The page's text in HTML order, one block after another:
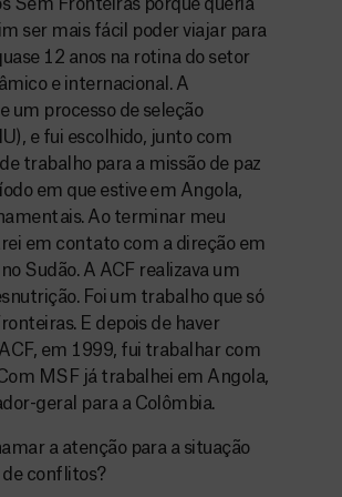
Sem Fronteiras porque queria
ser mais fácil poder viajar para
12 anos na rotina do setor
e internacional. A
um processo de seleção
e fui escolhido, junto com
trabalho para a missão de paz
em que estive em Angola,
Ao terminar meu
em contato com a direção em
Sudão. A ACF realizava um
Foi um trabalho que só
E depois de haver
em 1999, fui trabalhar com
MSF já trabalhei em Angola,
geral para a Colômbia.
a atenção para a situação
de conflitos?